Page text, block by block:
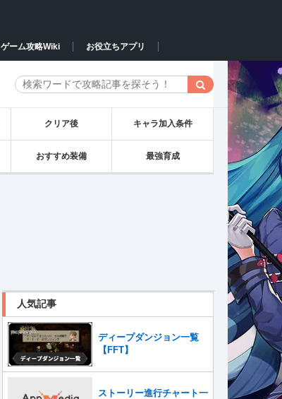
ゲーム攻略Wiki お役立ちアプリ
クリア後 キャラ加入条件
おすすめ装備 最強育成
人気記事
ディープダンジョン一覧
【FFT】
ストーリー進行チャート一